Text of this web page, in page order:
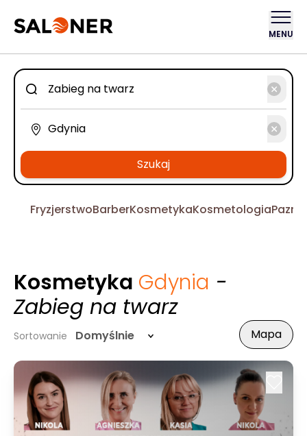
MENU
Szukaj
FryzjerstwoBarberKosmetykaKosmetologia
Kosmetyka Gdynia -
Zabieg na twarz
Sortowanie Domyślnie Mapa